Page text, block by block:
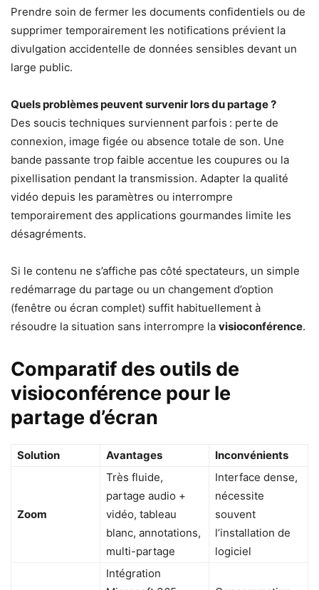
Prendre soin de fermer les documents confidentiels ou de
supprimer temporairement les notifications prévient la
divulgation accidentelle de données sensibles devant un
large public.
Quels problèmes peuvent survenir lors du partage ?
Des soucis techniques surviennent parfois : perte de
connexion, image figée ou absence totale de son. Une
bande passante trop faible accentue les coupures ou la
pixellisation pendant la transmission. Adapter la qualité
vidéo depuis les paramètres ou interrompre
temporairement des applications gourmandes limite les
désagréments.
Si le contenu ne s’affiche pas côté spectateurs, un simple
redémarrage du partage ou un changement d’option
(fenêtre ou écran complet) suffit habituellement à
résoudre la situation sans interrompre la visioconférence.
Comparatif des outils de
visioconférence pour le
partage d’écran
Solution Avantages Inconvénients
Zoom
Très fluide,
partage audio +
vidéo, tableau
blanc, annotations,
multi-partage
Interface dense,
nécessite
souvent
l’installation de
logiciel
Intégration